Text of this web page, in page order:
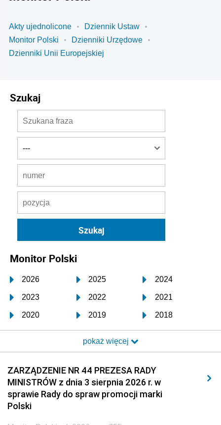
Akty ujednolicone
Dziennik Ustaw
Monitor Polski
Dzienniki Urzędowe
Dzienniki Unii Europejskiej
Szukaj
Monitor Polski
2026 2025 2024
2023 2022 2021
2020 2019 2018
2017 2016 2015
2014 2013 2012
2011 2010 2009
2008 2007 2006
2005
pokaż więcej
ZARZĄDZENIE NR 44 PREZESA RADY
MINISTRÓW z dnia 3 sierpnia 2026 r. w
sprawie Rady do spraw promocji marki
Polski